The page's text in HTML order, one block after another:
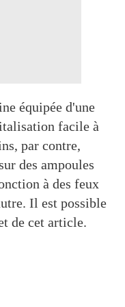
équipée d'une
facile à
par contre,
des ampoules
à des feux
Il est possible
de cet article.